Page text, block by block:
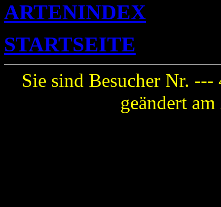
ARTENINDEX
STARTSEITE
Sie sind Besucher Nr. ---
geändert